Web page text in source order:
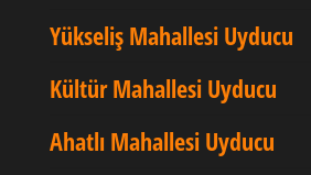
Yükseliş Mahallesi Uyducu
Kültür Mahallesi Uyducu
Ahatlı Mahallesi Uyducu